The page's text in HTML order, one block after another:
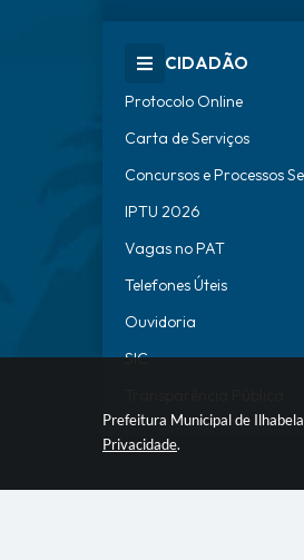
Prefeitura Municipal de
Privacidade.
CIDADÃO
Protocolo Online
Carta de Serviços
Concursos e Processos
IPTU 2026
Vagas no PAT
Telefones Úteis
Ouvidoria
SIC